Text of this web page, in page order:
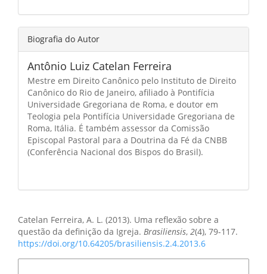
Biografia do Autor
Antônio Luiz Catelan Ferreira
Mestre em Direito Canônico pelo Instituto de Direito
Canônico do Rio de Janeiro, afiliado à Pontifícia
Universidade Gregoriana de Roma, e doutor em
Teologia pela Pontifícia Universidade Gregoriana de
Roma, Itália. É também assessor da Comissão
Episcopal Pastoral para a Doutrina da Fé da CNBB
(Conferência Nacional dos Bispos do Brasil).
Catelan Ferreira, A. L. (2013). Uma reflexão sobre a
questão da definição da Igreja. Brasiliensis, 2(4), 79-117.
https://doi.org/10.64205/brasiliensis.2.4.2013.6